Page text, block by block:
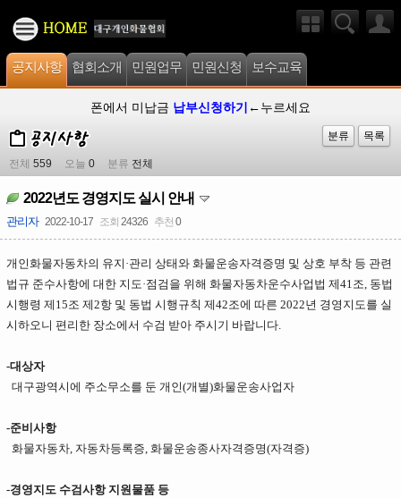
공지사항 협회소개 민원업무 민원신청 보수교육
폰에서 미납금 납부신청하기 ←누르세요
분류 목록
전체 559 오늘 0 분류 전체
2022년도 경영지도 실시 안내
관리자 2022-10-17 조회 24326 추천 0
개인화물자동차의 유지·관리 상태와 화물운송자격증명 및 상호 부착 등 관련
법규 준수사항에 대한 지도·점검을 위해 화물자동차운수사업법 제41조, 동법
시행령 제15조 제2항 및 동법 시행규칙 제42조에 따른 2022년 경영지도를 실
시하오니 편리한 장소에서 수검 받아 주시기 바랍니다.
-대상자
대구광역시에 주소무소를 둔 개인(개별)화물운송사업자
-준비사항
화물자동차, 자동차등록증, 화물운송종사자격증명(자격증)
-경영지도 수검사항 지원물품 등